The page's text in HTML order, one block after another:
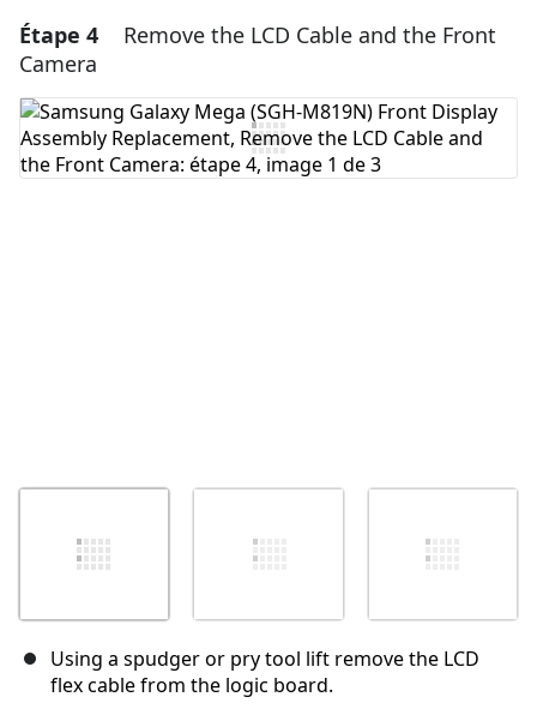
Ajouter un commentaire
Ajouter un commentaire
Étape 4
Remove the LCD Cable and the Front
Camera
Using a spudger or pry tool lift remove the LCD
flex cable from the logic board.